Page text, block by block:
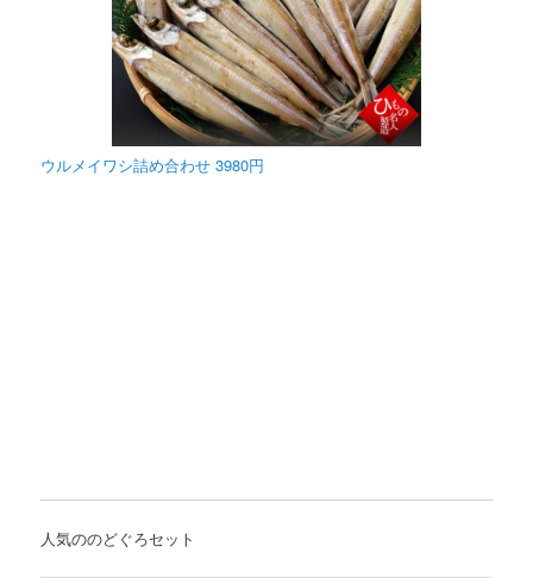
ウルメイワシ詰め合わせ 3980円
人気ののどぐろセット